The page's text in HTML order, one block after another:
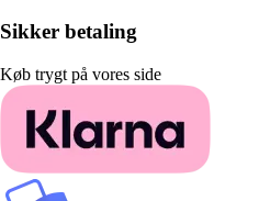
Sikker betaling
Køb trygt på vores side